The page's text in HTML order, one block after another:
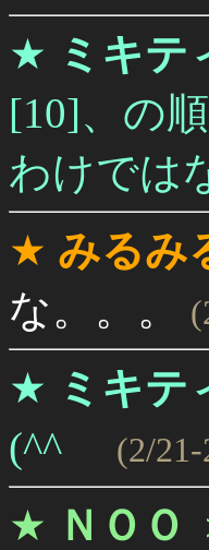
★ ミキテ
[10]、の
わけでは
★ みるみ
な。。。
★ ミキテ
(^^ゞ
(2/
★ ＮＯＯ